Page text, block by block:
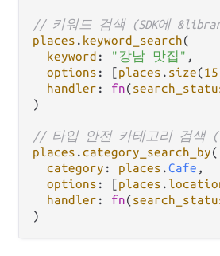
// 키워드 검색 (SDK에
places . keyword_search(
keyword : "강남 맛집" ,
options : [places . size(15
handler : fn(
)
// 타입 안전 카테고리 검색 (
places .category_search_by(
category : places .Cafe ,
options : [places .
handler : fn(